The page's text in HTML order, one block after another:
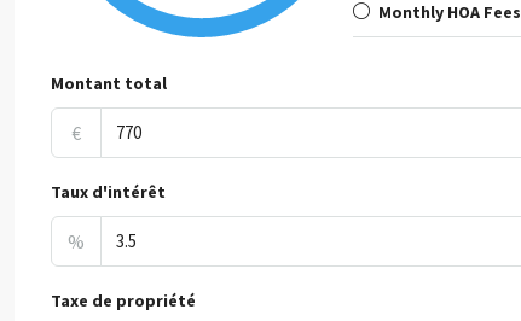
Monthly HOA Fees
Montant total
€
Taux d'intérêt
%
Taxe de propriété